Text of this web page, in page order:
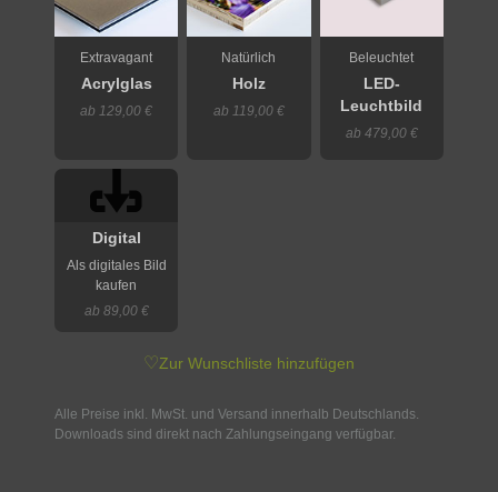
Extravagant
Acrylglas
ab 129,00 €
Natürlich
Holz
ab 119,00 €
Beleuchtet
LED-
Leuchtbild
ab 479,00 €
Digital
Als digitales Bild
kaufen
ab 89,00 €
♡Zur Wunschliste hinzufügen
Alle Preise inkl. MwSt. und Versand innerhalb Deutschlands.
Downloads sind direkt nach Zahlungseingang verfügbar.